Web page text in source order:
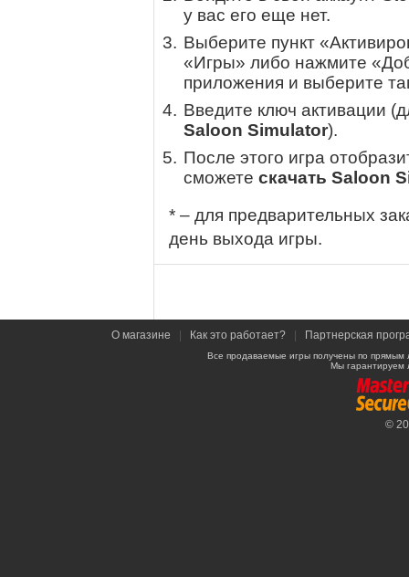
у вас его еще нет.
Выберите пункт
«Игры» либо нажмите
приложения и выберите
Введите ключ активации
Saloon Simulator).
После этого игра
сможете скачать Saloon
* – для предварительных
день выхода игры.
О магазине Как это работает? Партнерская
Все продаваемые игры получены по
Мы гарантируем
©